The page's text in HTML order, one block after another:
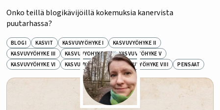
Onko teillä blogikävijöillä kokemuksia kanervista
puutarhassa?
BLOGI KASVIT KASVUVYÖHYKE I
KASVUVYÖHYKE II
KASVUVYÖHYKE III
KASVUVYÖHYKE IV
KASVUVYÖHYKE V
KASVUVYÖHYKE VI
KASVUVYÖHYKE VII KASVUVYÖHYKE VIII PENSAAT